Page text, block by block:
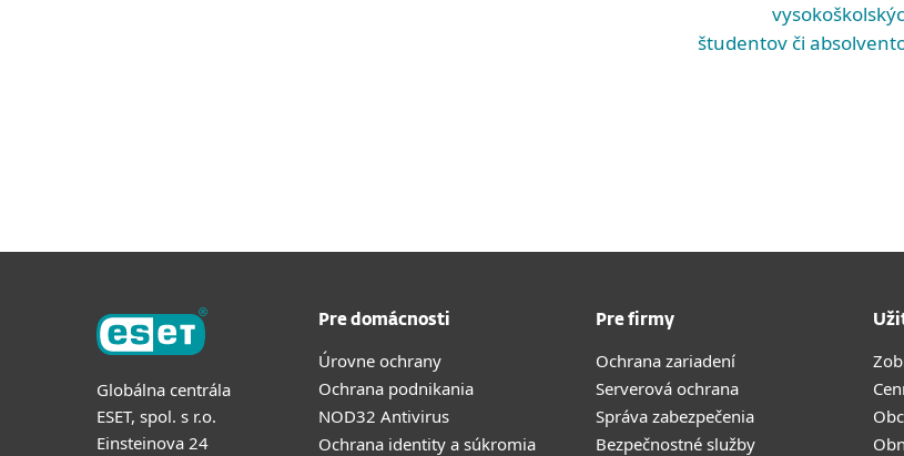
študentov či
Globálna centrála
ESET, spol. s r.o.
Einsteinova 24
Pre domácnosti
Úrovne ochrany
Ochrana podnikania
NOD32 Antivirus
Ochrana identity a súkromia
Pre firmy
Ochrana zariadení
Serverová ochrana
Správa zabezpečenia
Bezpečnostné služby